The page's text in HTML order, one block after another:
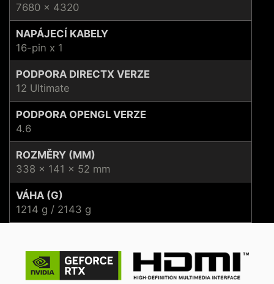
7680 x 4320
NAPÁJECÍ KABELY
16-pin x 1
PODPORA DIRECTX VERZE
12 Ultimate
PODPORA OPENGL VERZE
4.6
ROZMĚRY (MM)
338 x 141 x 52 mm
VÁHA (G)
1214 g / 2143 g